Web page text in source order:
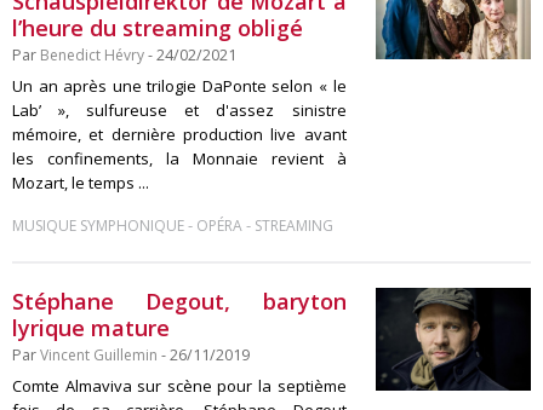
l’heure du streaming obligé
Par Benedict Hévry- 24/02/2021
Un an après une trilogie DaPonte selon « le
Lab’ », sulfureuse et d'assez sinistre
mémoire, et dernière production live avant
les confinements, la Monnaie revient à
Mozart, le temps ...
MUSIQUE SYMPHONIQUE- OPÉRA- STREAMING
Stéphane Degout, baryton
lyrique mature
ParVincent Guillemin - 26/11/2019
Comte Almaviva sur scène pour la septième